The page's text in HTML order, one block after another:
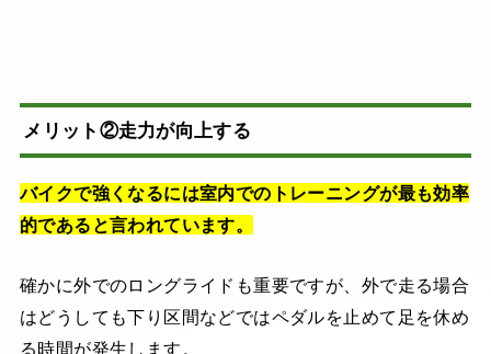
メリット②走力が向上する
バイクで強くなるには室内でのトレーニングが最も効率
的であると言われています。
確かに外でのロングライドも重要ですが、外で走る場合
はどうしても下り区間などではペダルを止めて足を休め
る時間が発生します。